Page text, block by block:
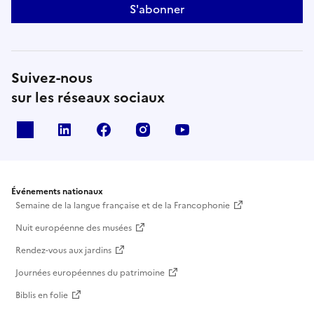
S'abonner
Suivez-nous
sur les réseaux sociaux
Linkedin Facebook Instagram
Événements nationaux
Semaine de la langue française et de la Francophonie
Nuit européenne des musées
Rendez-vous aux jardins
Journées européennes du patrimoine
Biblis en folie